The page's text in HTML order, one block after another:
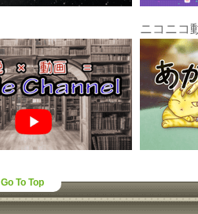
ニコニコ
Go To Top